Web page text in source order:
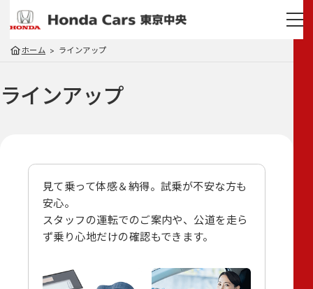
ホーム ラインアップ
ラインアップ
見て乗って体感＆納得。試乗が不安な方も
安心。
スタッフの運転でのご案内や、 公道を走ら
ず乗り心地だけの確認もできます。